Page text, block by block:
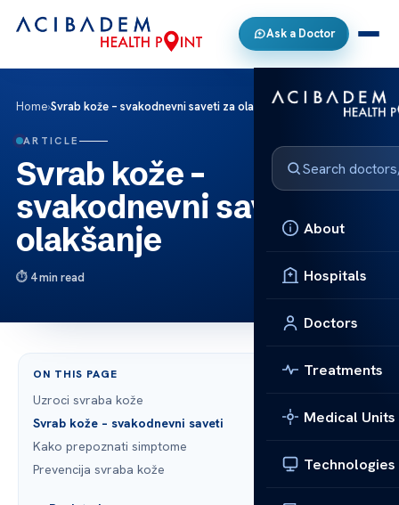
Ask a Doctor
About
Hospitals
Doctors
Treatments
Medical Units
Technologies
Home›Svrab kože – svakodnevni saveti za olakšanje
ARTICLE
Svrab kože –
svakodnevni saveti za
olakšanje
4 min read
ON THIS PAGE
Uzroci svraba kože
Svrab kože – svakodnevni saveti
Kako prepoznati simptome
Prevencija svraba kože